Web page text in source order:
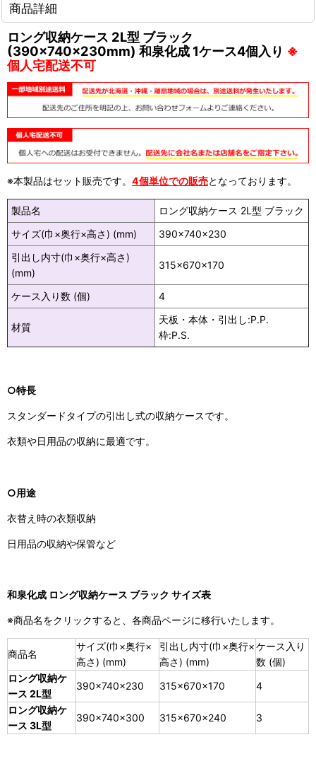
商品詳細
ロング収納ケース 2L型 ブラック
(390×740×230mm) 和泉化成 1ケース4個入り ※
個人宅配送不可
※本製品はセット販売です。 4個単位での販売となっております。
製品名
ロング収納ケース 2L型 ブラック
サイズ(巾×奥行×高さ) (mm)
390×740×230
引出し内寸(巾×奥行×高さ)
(mm)
315×670×170
ケース入り数 (個) 4
材質
天板・本体・引出し:P.P.
枠:P.S.
○特長
スタンダードタイプの引出し式の収納ケースです。
衣類や日用品の収納に最適です。
○用途
衣替え時の衣類収納
日用品の収納や保管など
和泉化成 ロング収納ケース ブラック サイズ表
※商品名をクリックすると、各商品ページに移行いたします。
商品名
サイズ(巾×奥行×
高さ) (mm)
引出し内寸(巾×奥行×
高さ) (mm)
ケース入り
数 (個)
ロング収納ケ
ース 2L型
390×740×230 315×670×170
4
ロング収納ケ
ース 3L型
390×740×300 315×670×240 3